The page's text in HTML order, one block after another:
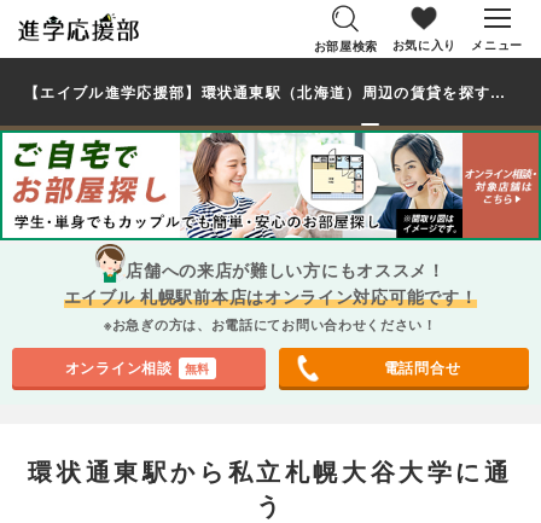
お部屋検索 お気に入り メニュー
【エイブル進学応援部】環状通東駅（北海道）周辺の賃貸を探す｜私立札幌大谷大学学生・大学生の一人暮らし向け賃貸マンション・アパート
店舗への来店が難しい方にもオススメ！
エイブル 札幌駅前本店はオンライン対応可能です！
※お急ぎの方は、お電話にてお問い合わせください！
オンライン相談 無料 電話問合せ
環状通東駅から私立札幌大谷大学に通
う